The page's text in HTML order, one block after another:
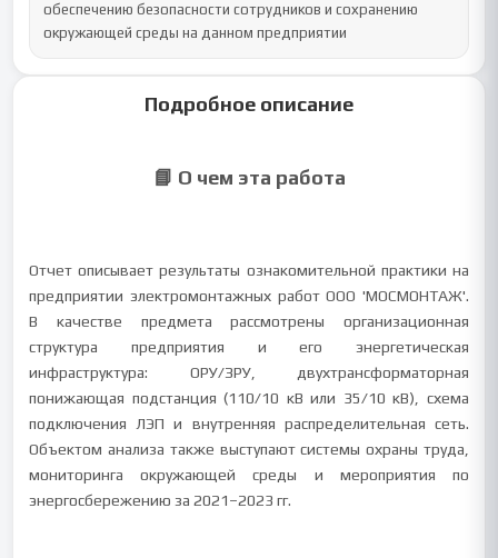
обеспечению безопасности сотрудников и сохранению
окружающей среды на данном предприятии
Подробное описание
📘 О чем эта работа
Отчет описывает результаты ознакомительной практики на
предприятии электромонтажных работ ООО 'МОСМОНТАЖ'.
В качестве предмета рассмотрены организационная
структура предприятия и его энергетическая
инфраструктура: ОРУ/ЗРУ, двухтрансформаторная
понижающая подстанция (110/10 кВ или 35/10 кВ), схема
подключения ЛЭП и внутренняя распределительная сеть.
Объектом анализа также выступают системы охраны труда,
мониторинга окружающей среды и мероприятия по
энергосбережению за 2021–2023 гг.